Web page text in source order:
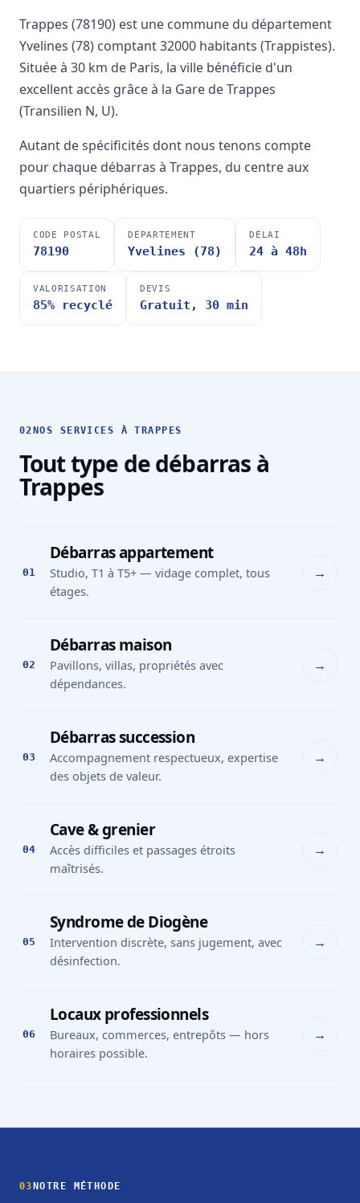
Trappes (78190) est une commune du département
Yvelines (78) comptant 32000 habitants (Trappistes).
Située à 30 km de Paris, la ville bénéficie d'un
excellent accès grâce à la Gare de Trappes
(Transilien N, U).
Autant de spécificités dont nous tenons compte
pour chaque débarras à Trappes, du centre aux
quartiers périphériques.
CODE POSTAL
78190
DÉPARTEMENT
Yvelines (78)
DÉLAI
24 à 48h
VALORISATION
85% recyclé
DEVIS
Gratuit, 30 min
02 NOS SERVICES À TRAPPES
Tout type de débarras à
Trappes
01
Débarras appartement
Studio, T1 à T5+ — vidage complet, tous
étages.
→
02
Débarras maison
Pavillons, villas, propriétés avec
dépendances.
→
03
Débarras succession
Accompagnement respectueux, expertise
des objets de valeur.
→
04
Cave & grenier
Accès difficiles et passages étroits
maîtrisés.
→
05
Syndrome de Diogène
Intervention discrète, sans jugement, avec
désinfection.
→
06
Locaux professionnels
Bureaux, commerces, entrepôts — hors
horaires possible.
→
03 NOTRE MÉTHODE